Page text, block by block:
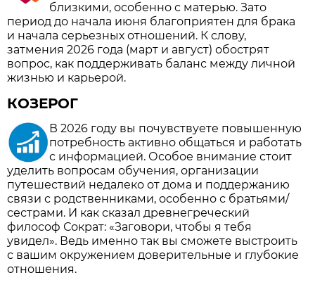
близкими, особенно с матерью. Зато
период до начала июня благоприятен для брака
и начала серьезных отношений. К слову,
затмения 2026 года (март и август) обострят
вопрос, как поддерживать баланс между личной
жизнью и карьерой.
КОЗЕРОГ
В 2026 году вы почувствуете повышенную
потребность активно общаться и работать
с информацией. Особое внимание стоит
уделить вопросам обучения, организации
путешествий недалеко от дома и поддержанию
связи с родственниками, особенно с братьями/
сестрами. И как сказал древнегреческий
философ Сократ: «Заговори, чтобы я тебя
увидел». Ведь именно так вы сможете выстроить
с вашим окружением доверительные и глубокие
отношения.